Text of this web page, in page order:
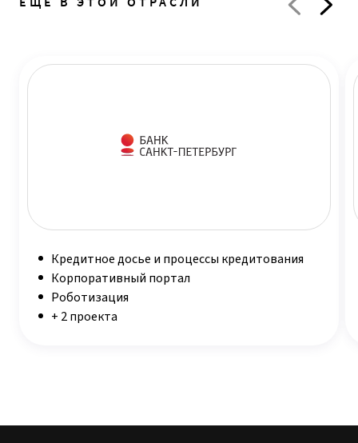
Кредитное досье и процессы кредитования
Корпоративный портал
Роботизация
+ 2 проекта